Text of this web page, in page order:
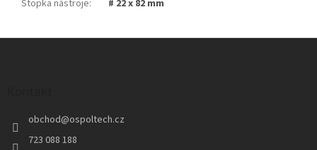
Stopka nástroje: # 22 x 82 mm
obchod@ospoltech.cz
723 088 188